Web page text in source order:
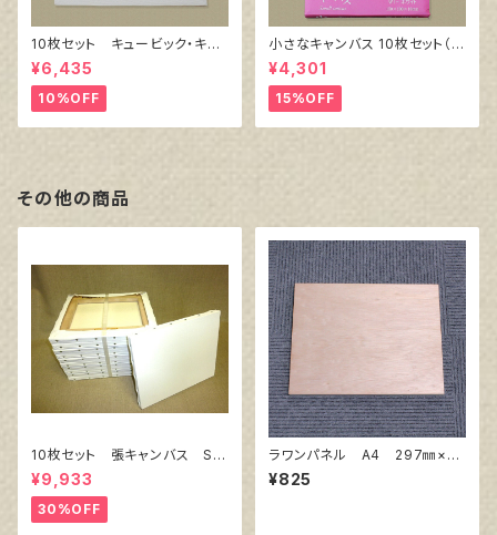
10枚セット キュービック・キャ
ンバス白（縦150㎜×横150㎜×
厚38㎜）
¥6,435
10%OFF
小さなキャンバス 10枚セット（ホ
ワイト塗りキャンバス張り）
¥4,301
15%OFF
その他の商品
10枚セット 張キャンバス Sn
owWhite SPC（綿・ポリエステ
ル）F8 455㎜×380㎜
¥9,933
30%OFF
ラワンパネル A4 297㎜×21
0㎜
¥825